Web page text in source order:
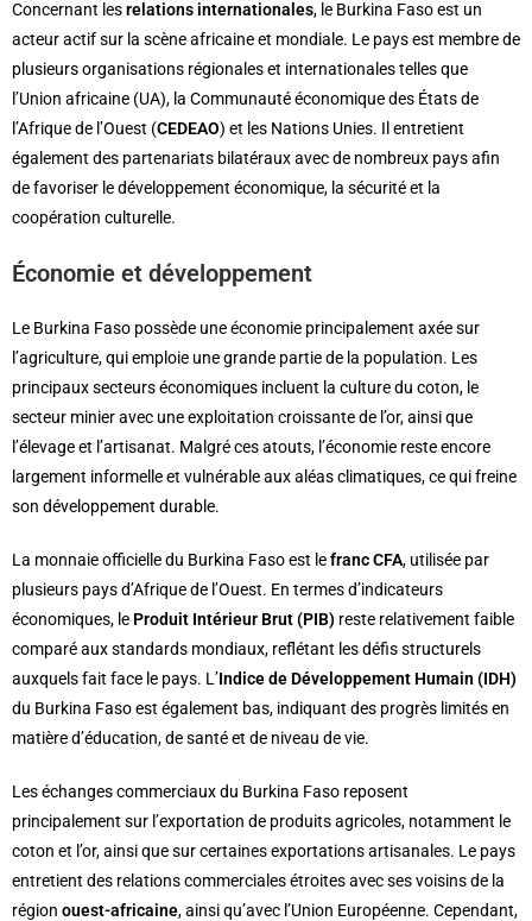
Concernant lesrelations internationales, le Burkina Faso est un
acteur actif sur la scène africaine et mondiale. Le pays est membre de
plusieurs organisations régionales et internationales telles que
l’Union africaine (UA), la Communauté économique des États de
l’Afrique de l’Ouest (CEDEAO) et les Nations Unies. Il entretient
également des partenariats bilatéraux avec de nombreux pays afin
de favoriser le développement économique, la sécurité et la
coopération culturelle.
Économie et développement
Le Burkina Faso possède une économie principalement axée sur
l’agriculture, qui emploie une grande partie de la population. Les
principaux secteurs économiques incluent la culture du coton, le
secteur minier avec une exploitation croissante de l’or, ainsi que
l’élevage et l’artisanat. Malgré ces atouts, l’économie reste encore
largement informelle et vulnérable aux aléas climatiques, ce qui freine
son développement durable.
La monnaie officielle du Burkina Faso est lefranc CFA, utilisée par
plusieurs pays d’Afrique de l’Ouest. En termes d’indicateurs
économiques, le Produit Intérieur Brut (PIB) reste relativement faible
comparé aux standards mondiaux, reflétant les défis structurels
auxquels fait face le pays. L’Indice de Développement Humain (IDH)
du Burkina Faso est également bas, indiquant des progrès limités en
matière d’éducation, de santé et de niveau de vie.
Les échanges commerciaux du Burkina Faso reposent
principalement sur l’exportation de produits agricoles, notamment le
coton et l’or, ainsi que sur certaines exportations artisanales. Le pays
entretient des relations commerciales étroites avec ses voisins de la
région ouest-africaine, ainsi qu’avec l’Union Européenne. Cependant,